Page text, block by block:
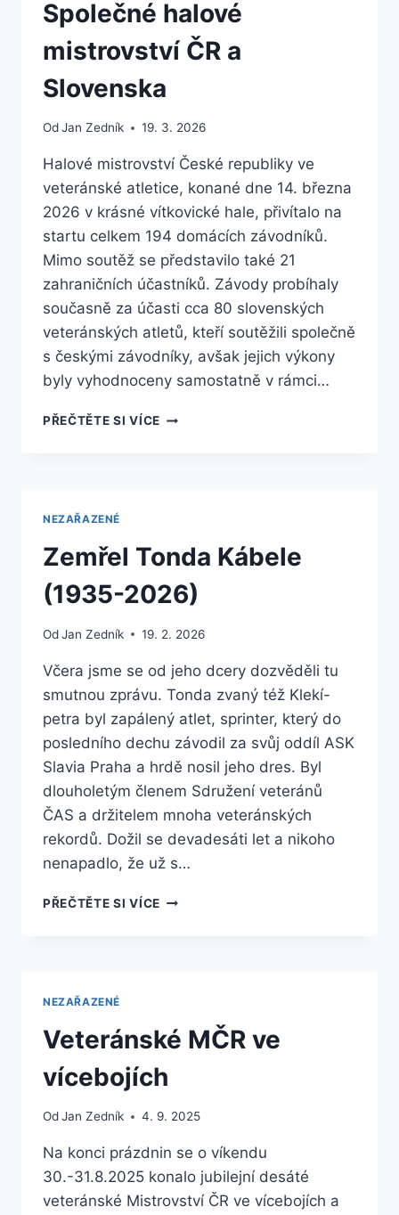
Společné halové
mistrovství ČR a
Slovenska
OdJan Zedník 19. 3. 2026
Halové mistrovství České republiky ve
veteránské atletice, konané dne 14. března
2026 v krásné vítkovické hale, přivítalo na
startu celkem 194 domácích závodníků.
Mimo soutěž se představilo také 21
zahraničních účastníků. Závody probíhaly
současně za účasti cca 80 slovenských
veteránských atletů, kteří soutěžili společně
s českými závodníky, avšak jejich výkony
byly vyhodnoceny samostatně v rámci…
PŘEČTĚTE SI VÍCESPOLEČNÉ
NEZAŘAZENÉ
Zemřel Tonda Kábele
(1935-2026)
OdJan Zedník 19. 2. 2026
Včera jsme se od jeho dcery dozvěděli tu
smutnou zprávu. Tonda zvaný též Klekí-
petra byl zapálený atlet, sprinter, který do
posledního dechu závodil za svůj oddíl ASK
Slavia Praha a hrdě nosil jeho dres. Byl
dlouholetým členem Sdružení veteránů
ČAS a držitelem mnoha veteránských
rekordů. Dožil se devadesáti let a nikoho
nenapadlo, že už s…
PŘEČTĚTE SI VÍCEZEMŘEL
NEZAŘAZENÉ
Veteránské MČR ve
vícebojích
OdJan Zedník 4. 9. 2025
Na konci prázdnin se o víkendu
30.-31.8.2025 konalo jubilejní desáté
veteránské Mistrovství ČR ve vícebojích a